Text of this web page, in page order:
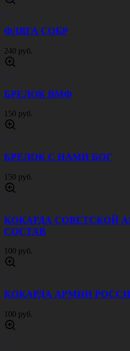
ФЛЯГА СОБР
240 руб.
БРЕЛОК ВМФ
150 руб.
БРЕЛОК С НАМИ БОГ
150 руб.
КОКАРДА СОВЕТСКОЙ
СОСТАВ
100 руб.
КОКАРДА АРМИИ
100 руб.